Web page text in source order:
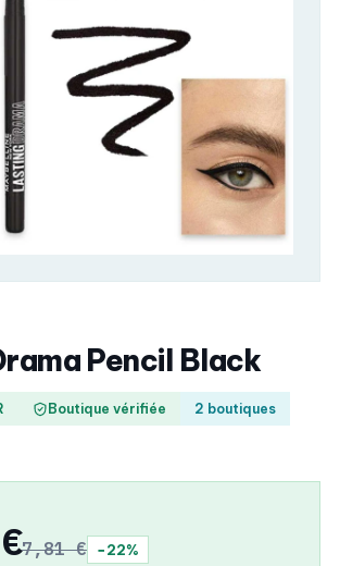
Pencil Black
Boutique vérifiée
2 boutiques
7,81 €
−22%